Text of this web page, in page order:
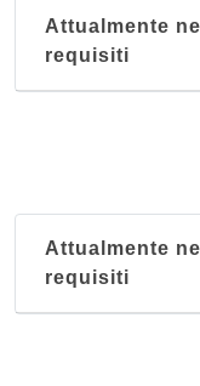
Attualmente
requisiti
Attualmente
requisiti